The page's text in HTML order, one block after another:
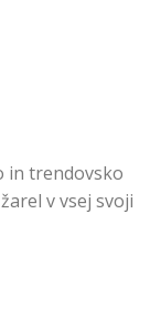
in trendovsko
v vsej svoji